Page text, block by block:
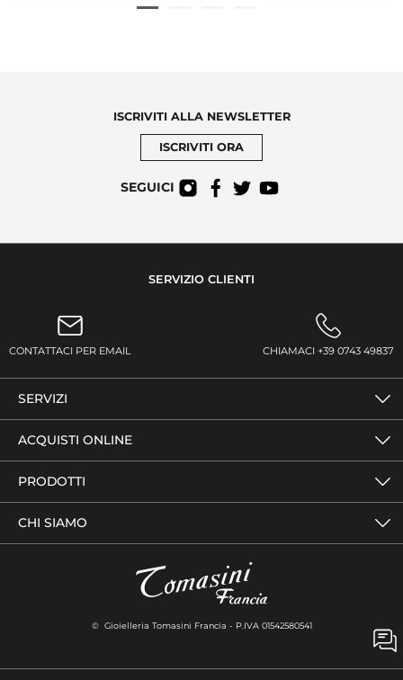
ISCRIVITI ALLA NEWSLETTER
ISCRIVITI ORA
SEGUICI
SERVIZIO CLIENTI
CONTATTACI PER EMAIL CHIAMACI +39 0743 49837
SERVIZI
ACQUISTI ONLINE
PRODOTTI
CHI SIAMO
© Gioielleria Tomasini Francia - P.IVA 01542580541